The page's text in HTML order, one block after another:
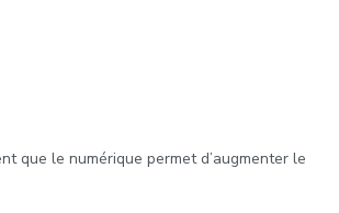
que le numérique permet d’augmenter le